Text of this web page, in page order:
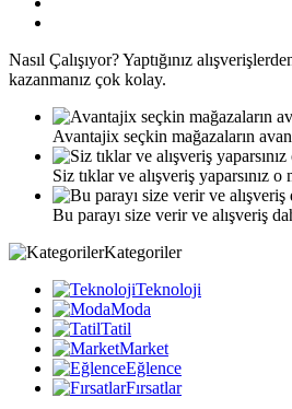
Nasıl Çalışıyor?Yaptığınız
kazanmanız çok kolay.
Avantajix seçkin mağazaların
Siz tıklar ve alışveriş yaparsınız o
Bu parayı size verir ve alışveriş
Kategoriler
Teknoloji
Moda
Tatil
Market
Eğlence
Fırsatlar